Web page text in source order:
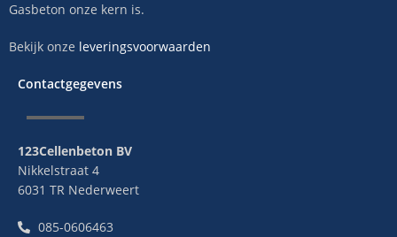
Gasbeton onze kern is.
Bekijk onze leveringsvoorwaarden
Contactgegevens
123Cellenbeton BV
Nikkelstraat 4
6031 TR Nederweert
085-0606463